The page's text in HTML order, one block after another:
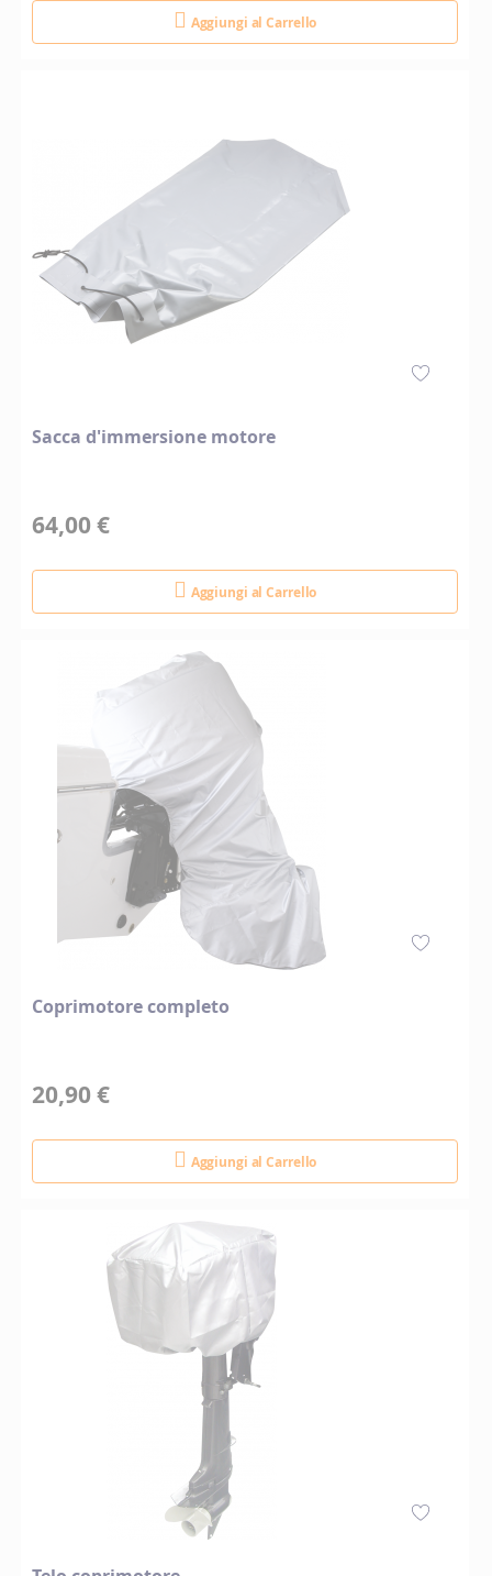
Aggiungi al Carrello
Sacca d'immersione motore
64,00 €
Aggiungi al Carrello
Coprimotore completo
20,90 €
Aggiungi al Carrello